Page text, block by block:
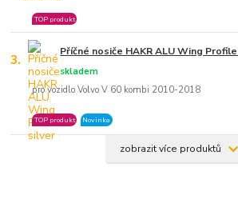
TOP produkt
3. Příčné nosiče HAKR ALU Wing
pro vozidlo Volvo V 60 kombi 2010-2018
skladem
TOP produkt Novinka
zobrazit více produktů